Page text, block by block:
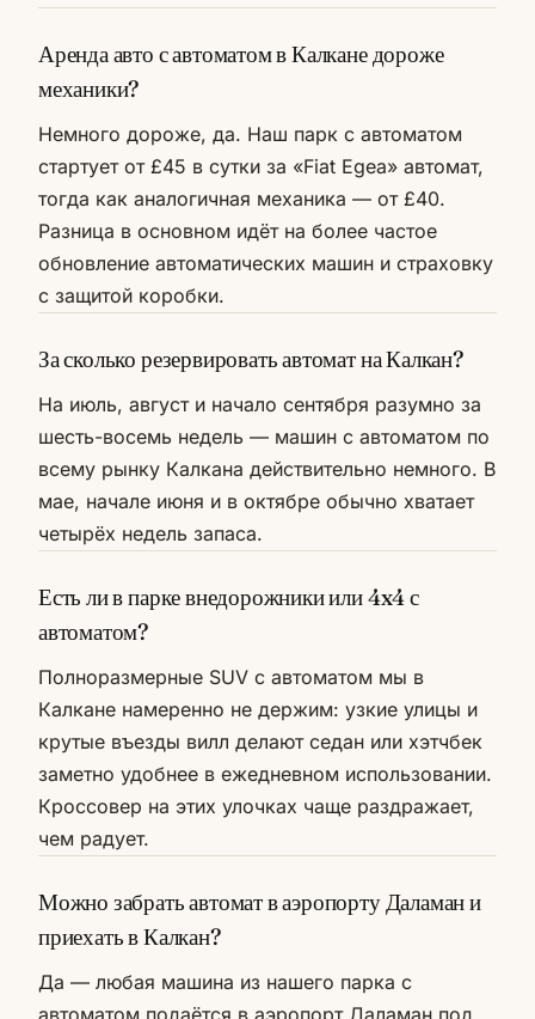
Аренда авто с автоматом в Калкане дороже
механики?
Немного дороже, да. Наш парк с автоматом
стартует от £45 в сутки за «Fiat Egea» автомат,
тогда как аналогичная механика — от £40.
Разница в основном идёт на более частое
обновление автоматических машин и страховку
с защитой коробки.
За сколько резервировать автомат на Калкан?
На июль, август и начало сентября разумно за
шесть-восемь недель — машин с автоматом по
всему рынку Калкана действительно немного. В
мае, начале июня и в октябре обычно хватает
четырёх недель запаса.
Есть ли в парке внедорожники или 4x4 с
автоматом?
Полноразмерные SUV с автоматом мы в
Калкане намеренно не держим: узкие улицы и
крутые въезды вилл делают седан или хэтчбек
заметно удобнее в ежедневном использовании.
Кроссовер на этих улочках чаще раздражает,
чем радует.
Можно забрать автомат в аэропорту Даламан и
приехать в Калкан?
Да — любая машина из нашего парка с